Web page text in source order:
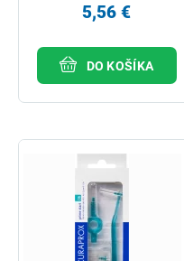
5,56 €
DO KOŠÍKA